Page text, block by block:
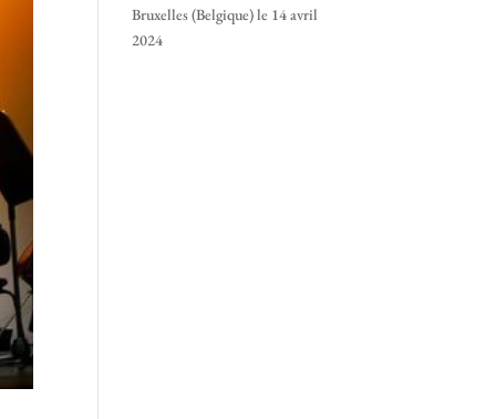
Bruxelles (Belgique) le 14 avril
2024